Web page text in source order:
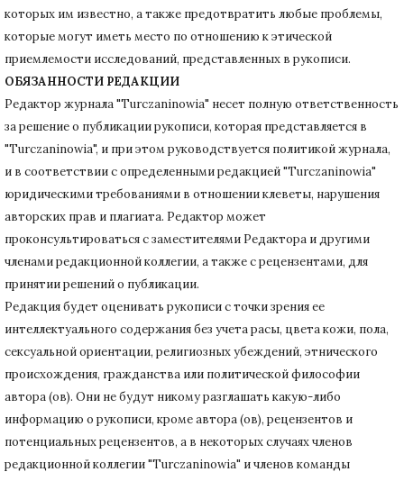
которых им известно, а также предотвратить любые проблемы,
которые могут иметь место по отношению к этической
приемлемости исследований, представленных в рукописи.
ОБЯЗАННОСТИ РЕДАКЦИИ
Редактор журнала "Turczaninowia" несет полную ответственность
за решение о публикации рукописи, которая представляется в
"Turczaninowia", и при этом руководствуется политикой журнала,
и в соответствии с определенными редакцией "Turczaninowia"
юридическими требованиями в отношении клеветы, нарушения
авторских прав и плагиата. Редактор может
проконсультироваться с заместителями Редактора и другими
членами редакционной коллегии, а также с рецензентами, для
принятии решений о публикации.
Редакция будет оценивать рукописи с точки зрения ее
интеллектуального содержания без учета расы, цвета кожи, пола,
сексуальной ориентации, религиозных убеждений, этнического
происхождения, гражданства или политической философии
автора (ов). Они не будут никому разглашать какую-либо
информацию о рукописи, кроме автора (ов), рецензентов и
потенциальных рецензентов, а в некоторых случаях членов
редакционной коллегии "Turczaninowia" и членов команды